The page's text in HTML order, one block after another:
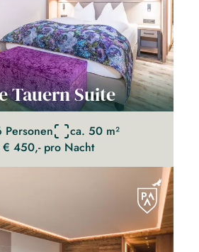
Tauern Suite
Personen
ca. 50 m²
€ 450,- pro Nacht